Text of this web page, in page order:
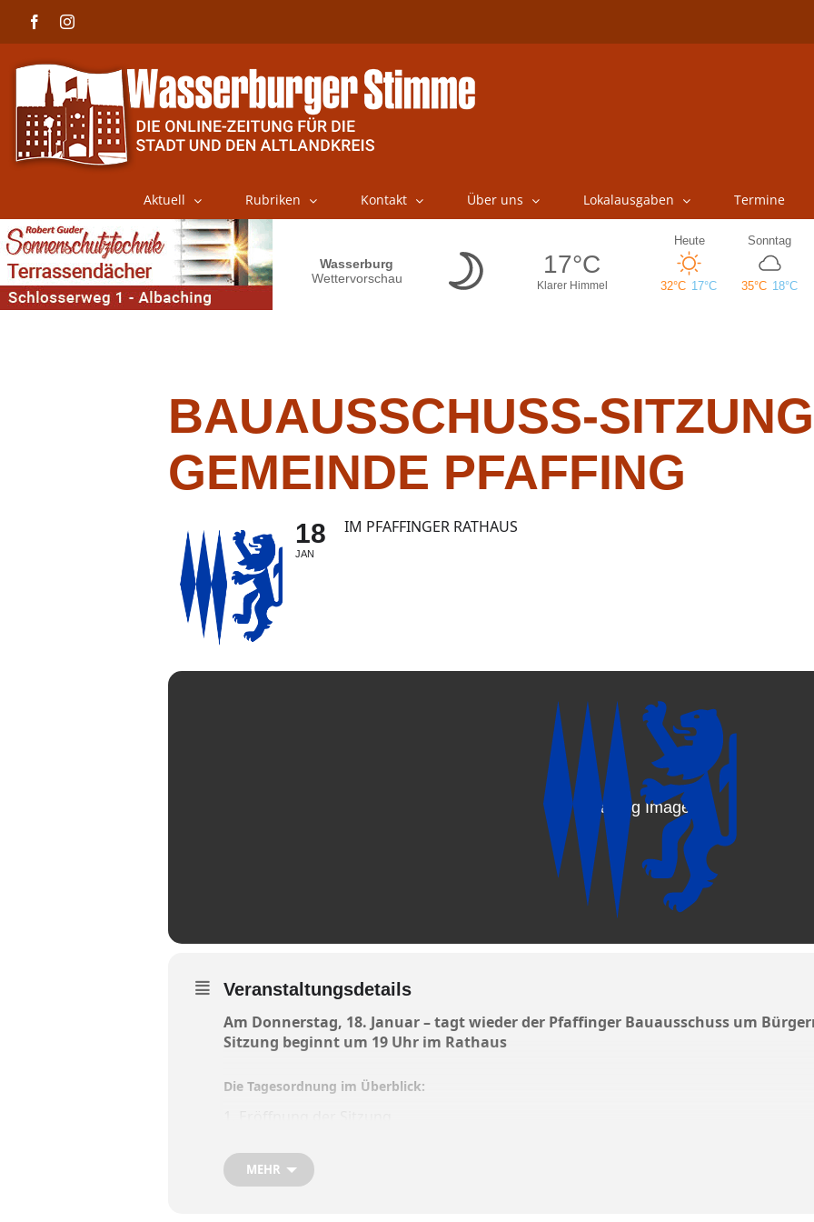
FacebookInstagram
Aktuell Rubriken Kontakt Über uns Lokalausgaben Termine
BAUAUSSCHUSS-
GEMEINDE PFAFFING
18
JAN
IM PFAFFINGER RATHAUS
Veranstaltungsdetails
Am Donnerstag, 18. Januar – tagt wieder der Pfaffinger Bauausschuss um
Sitzung beginnt um 19 Uhr im Rathaus
Die Tagesordnung im Überblick:
3. Antrag auf Baugenehmigung zum Neubau eines Betriebsleiterhauses mit Stall
Lage inOberndorf
MEHR